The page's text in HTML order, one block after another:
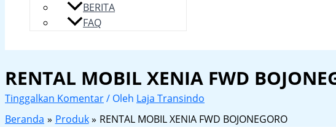
BERITA
FAQ
RENTAL MOBIL XENIA FWD
Tinggalkan Komentar/ Oleh Laja Transindo
Beranda
Produk
RENTAL MOBIL XENIA FWD BOJONEGORO